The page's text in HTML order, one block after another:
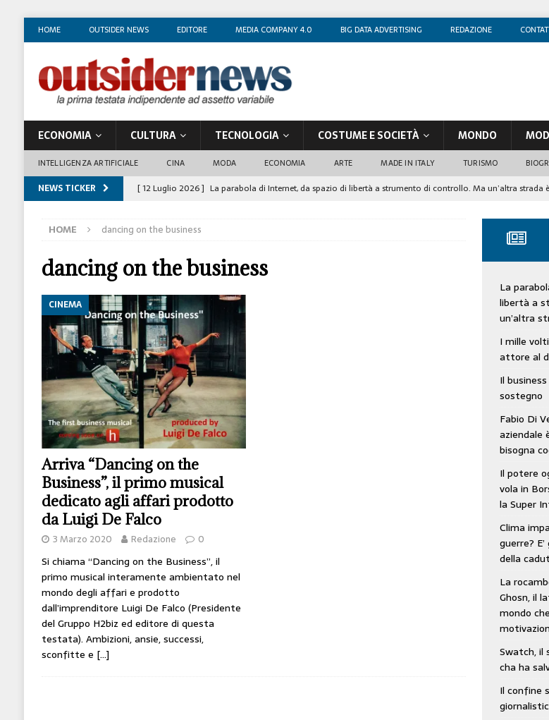
HOME OUTSIDER NEWS EDITORE MEDIA COMPANY 4.0 BIG DATA ADVERTISING REDAZIONE
ECONOMIA CULTURA TECNOLOGIA COSTUME E SOCIETÀ MONDO
INTELLIGENZA ARTIFICIALE CINA MODA ECONOMIA ARTE MADE IN ITALY TURISMO
NEWS TICKER [ 12 Luglio 2026 ] La parabola di Internet, da spazio di libertà a strumento di controllo. Ma un’altra strada
[ 4 Luglio 2026 ]
CINEMA
[ 1 Luglio 2026 ] Il business degli insegnanti di sostegno
Fabio Di Venosa: “L’infedeltà aziendale è in crescita, per prevenirla bisogna cogliere i
ECONOMIA
[ 14 Giugno 2026 ] Il potere oggi è nel codice: SpaceX vola in Borsa e Anthropic sospende la Super
HI-TECH
[ 7 Febbraio 2020 ] Nato con l’Austria-Ungheria e morto nell’era digitale. Il tempo si era dimenticato di
viveva nel futuro
ARTE
HOME dancing on the business
dancing on the business
CINEMA
Arriva “Dancing on the
Business”, il primo musical
dedicato agli affari prodotto
da Luigi De Falco
3 Marzo 2020 Redazione 0
Si chiama “Dancing on the Business”, il
primo musical interamente ambientato nel
mondo degli affari e prodotto
dall’imprenditore Luigi De Falco (Presidente
del Gruppo H2biz ed editore di questa
testata). Ambizioni, ansie, successi,
sconfitte e […]
La
libertà a
un’altra
I mille
attore al
Il
sostegno
Fabio Di
aziendale
bisogna
Il potere
vola in
la Super
Clima
guerre?
della
La
Ghosn, il
mondo
Swatch, il
cha ha
Il confine